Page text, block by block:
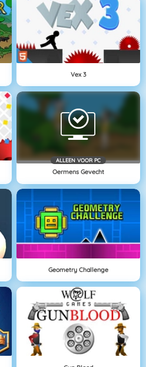
Vex 3
ALLEEN VOOR PC
Oermens Gevecht
Geometry Challenge